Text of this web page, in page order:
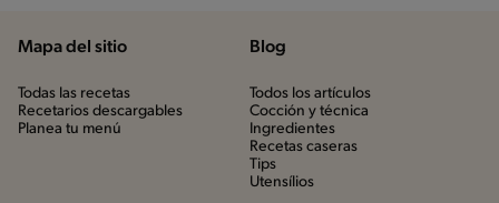
Mapa del sitio
Todas las recetas
Recetarios descargables
Planea tu menú
Blog
Todos los artículos
Cocción y técnica
Ingredientes
Recetas caseras
Tips
Utensílios